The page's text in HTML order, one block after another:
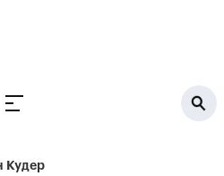
Кудер